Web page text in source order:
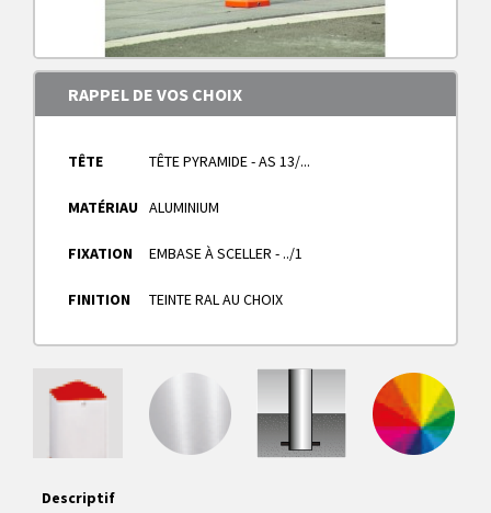
RAPPEL DE VOS CHOIX
TÊTE TÊTE PYRAMIDE - AS 13/...
MATÉRIAU ALUMINIUM
FIXATION EMBASE À SCELLER - ../1
FINITION TEINTE RAL AU CHOIX
Descriptif